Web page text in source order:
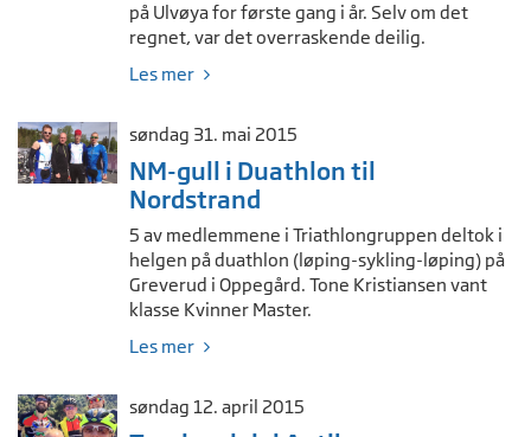
på Ulvøya for første gang i år. Selv om det
regnet, var det overraskende deilig.
Les mer
søndag 31. mai 2015
NM-gull i Duathlon til
Nordstrand
5 av medlemmene i Triathlongruppen deltok i
helgen på duathlon (løping-sykling-løping) på
Greverud i Oppegård. Tone Kristiansen vant
klasse Kvinner Master.
Les mer
søndag 12. april 2015